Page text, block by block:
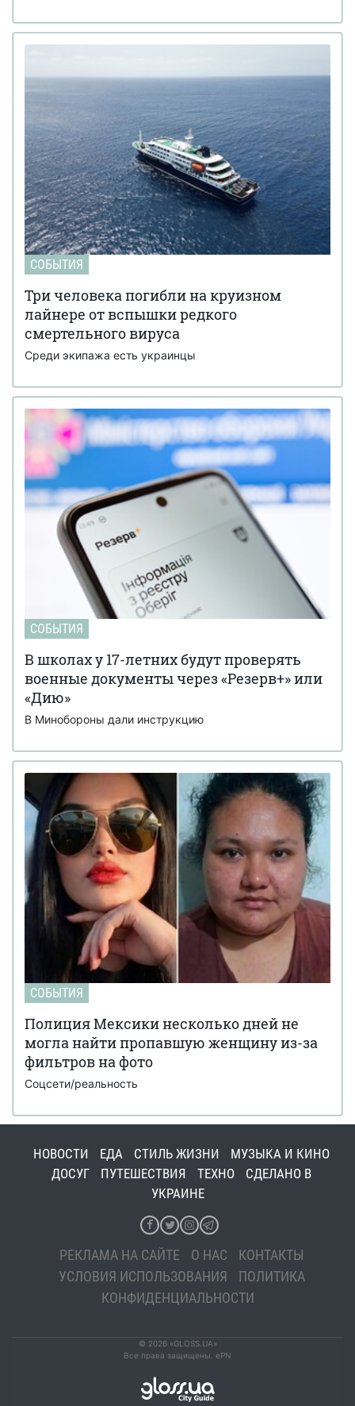
СОБЫТИЯ
Три человека погибли на круизном
лайнере от вспышки редкого
смертельного вируса
Среди экипажа есть украинцы
СОБЫТИЯ
В школах у 17-летних будут проверять
военные документы через «Резерв+» или
«Дию»
В Минобороны дали инструкцию
СОБЫТИЯ
Полиция Мексики несколько дней не
могла найти пропавшую женщину из-за
фильтров на фото
Соцсети/реальность
НОВОСТИ ЕДА СТИЛЬ ЖИЗНИ
МУЗЫКА И КИНО
ДОСУГ
ПУТЕШЕСТВИЯ ТЕХНО
СДЕЛАНО В
УКРАИНЕ
РЕКЛАМА НА САЙТЕ О НАС
КОНТАКТЫ
УСЛОВИЯ ИСПОЛЬЗОВАНИЯ
ПОЛИТИКА
КОНФИДЕНЦИАЛЬНОСТИ
© 2026 «GLOSS.UA»
Все права защищены. ePN